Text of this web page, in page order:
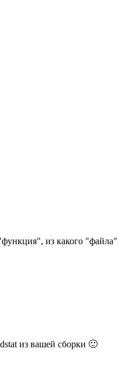
из какого
из вашей сборки 🙂